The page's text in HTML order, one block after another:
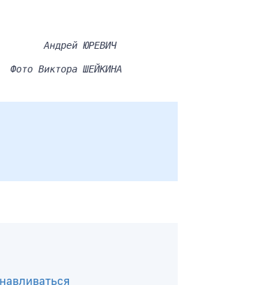
Андрей ЮРЕВИЧ
Фото Виктора ШЕЙКИНА